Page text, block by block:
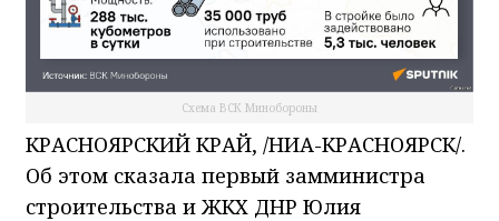
Схема ВСК Минобороны
КРАСНОЯРСКИЙ КРАЙ, /НИА-КРАСНОЯРСК/.
Об этом сказала первый замминистра
строительства и ЖКХ ДНР Юлия